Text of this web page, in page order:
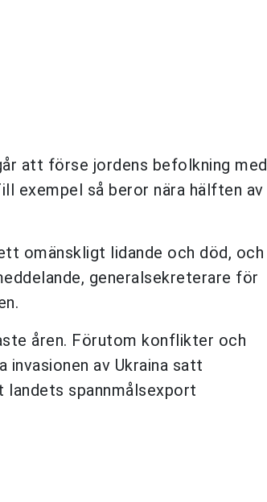
att förse jordens befolkning med
exempel så beror nära hälften av
omänskligt lidande och död, och
generalsekreterare för
åren. Förutom konflikter och
av Ukraina satt
landets spannmålsexport